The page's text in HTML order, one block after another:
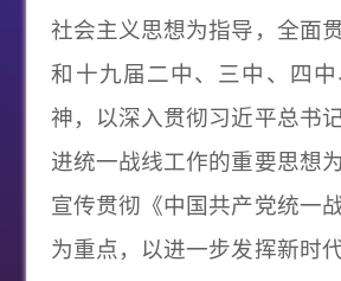
社会主义思想为指导，全面
和十九届二中、三中、四
神，以深入贯彻习近平总书
进统一战线工作的重要思想
宣传贯彻《中国共产党统一
为重点，以进一步发挥新时